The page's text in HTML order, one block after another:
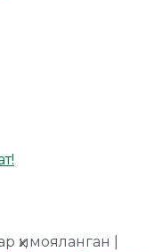
ҳимояланган |